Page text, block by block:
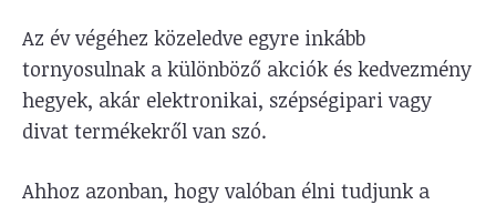
Az év végéhez közeledve egyre inkább
tornyosulnak a különböző akciók és kedvezmény
hegyek, akár elektronikai, szépségipari vagy
divat termékekről van szó.
Ahhoz azonban, hogy valóban élni tudjunk a